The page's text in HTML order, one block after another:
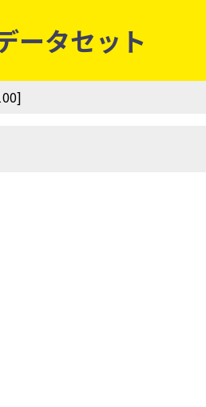
ータセット